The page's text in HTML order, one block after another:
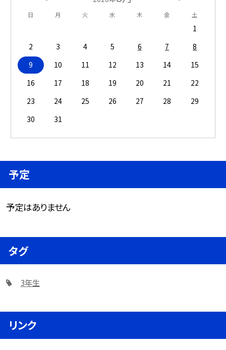
日 月 火 水 木 金 土
1
2
3 4 5 6 7
8
9
10 11 12 13 14
15
16
17 18 19 20 21
22
23
24 25 26 27 28
29
30
31
予定
予定はありません
タグ
3年生
リンク